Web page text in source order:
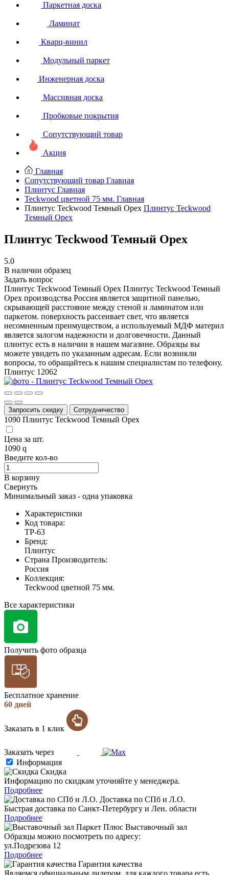
Паркетная доска
Ламинат
Кварц-винил
Модульный паркет
Инженерная доска
Массивная доска
Пробковые покрытия
Сопутствующий товар
Акция
Главная
Сопутствующий товар Главная
Плинтус Главная
Teckwood цветной 75 мм. Главная
Плинтус Teckwood Темный Орех Плинтус Teckwood
Темный Орех
Плинтус Teckwood Темный Орех
5.0
В наличии образец
Задать вопрос
Плинтус Teckwood Темный Орех Плинтус Teckwood Темный
Орех производства Россия является защитной панелью,
скрывающей расстояние между стеной и ламинатом или
паркетом. поверхность рассеивает свет, что является
несомненным преимуществом, а используемый МДФ материл
является залогом надежности и долговечности. Данный
плинтус есть в наличии в нашем магазине. Образцы вы
можете увидеть по указанным адресам. Если возникли
вопросы, то обращайтесь к нашим специалистам по телефону.
Плинтус 12062
Запросить скидку Сотрудничество
1090 Плинтус Teckwood Темный Орех
Цена за шт.
1090
Введите кол-во
В корзину
Свернуть
Минимальный заказ - одна упаковка
Характеристики
Код товара:
TP-63
Бренд:
Плинтус
Страна Производитель:
Россия
Коллекция:
Teckwood цветной 75 мм.
Все характеристики
Получить фото образца
Бесплатное хранение
60 дней
Заказать в 1 клик
Заказать через
Информация
Скидка
Информацию по скидкам уточняйте у менеджера.
Подробнее
Доставка по СПб и Л.О.
Быстрая доставка по Санкт-Петербургу и Лен. области
Подробнее
Выставочный зал
Образцы можно посмотреть по адресу:
ул.Подрезова 12
Подробнее
Гарантия качества
Являемся официальным дилером, для каждого товара есть